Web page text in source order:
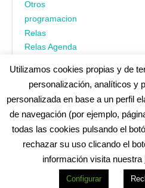
Otros
programacion
Relas
Relas Agenda
¿No encuentras alguna cosa?
Aviso legal| Política de privacidad
Redes Sociales (Listado
Utilizamos cookies propias y de
personalización, analíticos y
personalizada en base a un perfil
de navegación (por ejemplo,
todas las cookies pulsando el
rechazar su uso clicando el
información visita nuestra
Configurar